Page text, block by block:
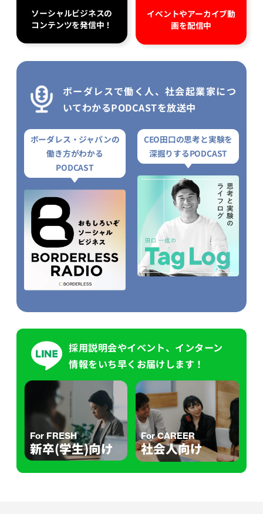
ソーシャルビジネスの
コンテンツを発信中！
イベントやアーカイブ動
画を配信中
ボーダレスで働く人、社会起業家につ
いてわかるPODCASTを放送中
ボーダレス・ジャパンの
働き方がわかる
PODCAST
CEO田口の思考と実験を
深掘りするPODCAST
採用説明会やイベント、インターン
情報をいち早くお届けします！
For FRESH
新卒(学生)向け
For CAREER
社会人向け